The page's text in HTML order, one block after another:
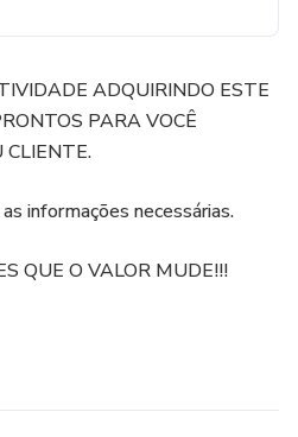
ADQUIRINDO ESTE
PARA VOCÊ
CLIENTE.
informações necessárias.
QUE O VALOR MUDE!!!